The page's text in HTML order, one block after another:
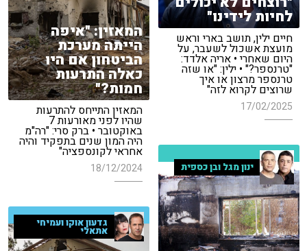
לחיות לידינו"
חיים ילין, תושב בארי וראש
מועצת אשכול לשעבר, על
היום שאחרי • אריה אלדד:
"טרנספר?" • ילין: "או שזה
טרנספר מרצון או איך
שרוצים לקרוא לזה"
17/02/2025
המאזין: "איפה
הייתה מערכת
הביטחון אם היו
כאלה התרעות
חמות?"
המאזין התייחס להתרעות
שהיו לפני מאורעות 7
באוקטובר • ברק סרי: "רה"מ
היה המון שנים בתפקיד והיה
אחראי לקונספציה"
18/12/2024 ינון מגל ובן כספית
גדעון אוקו ועמיחי
אתאלי